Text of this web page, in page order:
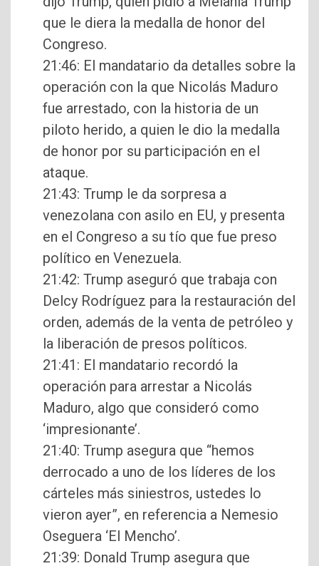
que le diera la medalla de honor del
Congreso.
21:46: El mandatario da detalles sobre la
operación con la que Nicolás Maduro
fue arrestado, con la historia de un
piloto herido, a quien le dio la medalla
de honor por su participación en el
ataque.
21:43: Trump le da sorpresa a
venezolana con asilo en EU, y presenta
en el Congreso a su tío que fue preso
político en Venezuela.
21:42: Trump aseguró que trabaja con
Delcy Rodríguez para la restauración del
orden, además de la venta de petróleo y
la liberación de presos políticos.
21:41: El mandatario recordó la
operación para arrestar a Nicolás
Maduro, algo que consideró como
‘impresionante’.
21:40: Trump asegura que “hemos
derrocado a uno de los líderes de los
cárteles más siniestros, ustedes lo
vieron ayer”, en referencia a Nemesio
Oseguera ‘El Mencho’.
21:39: Donald Trump asegura que